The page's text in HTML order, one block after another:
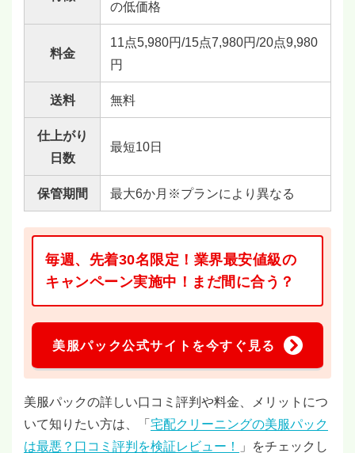
の低価格
料金
11点5,980円/15点7,980円/20点9,980
円
送料 無料
仕上がり
日数
最短10日
保管期間 最大6か月※プランにより異なる
毎週、先着30名限定！業界最安値級の
キャンペーン実施中！まだ間に合う？
美服パック公式サイトを今すぐ見る
美服パックの詳しい口コミ評判や料金、メリットにつ
いて知りたい方は、「 宅配クリーニングの美服パック
は最悪？口コミ評判を検証レビュー！
」をチェックし